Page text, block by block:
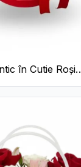
în Cutie Roșie